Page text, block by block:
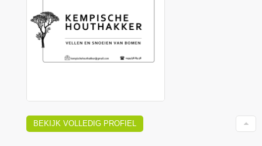
BEKIJK VOLLEDIG PROFIEL